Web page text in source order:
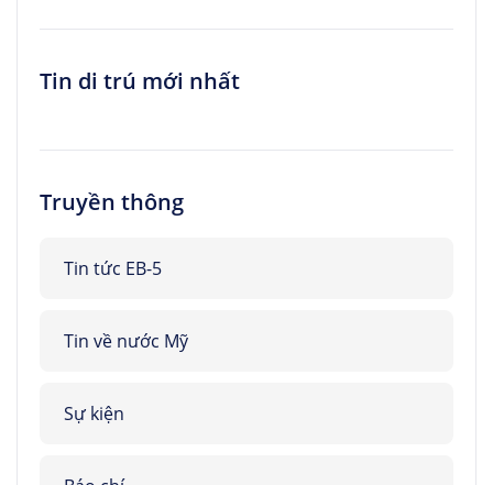
Tin di trú mới nhất
Truyền thông
Tin tức EB-5
Tin về nước Mỹ
Sự kiện